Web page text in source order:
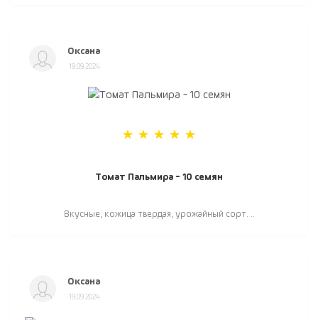
Оксана
19.09.2024
Томат Пальмира - 10 семян
Вкусные, кожица твердая, урожайный сорт. ..
Оксана
19.09.2024